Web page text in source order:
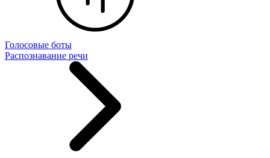
Голосовые боты
Распознавание речи